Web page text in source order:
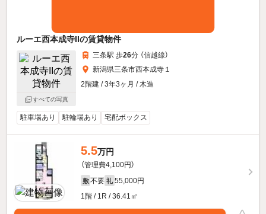
ルーエ西本成寺IIの賃貸物件
すべての写真
三条駅 歩26分 （信越線）
新潟県三条市西本成寺１
2階建 / 3年3ヶ月 / 木造
駐車場あり 駐輪場あり 宅配ボックス
5.5万円
（管理費4,100円）
敷 不要 礼 55,000円
1階 / 1R / 36.41㎡